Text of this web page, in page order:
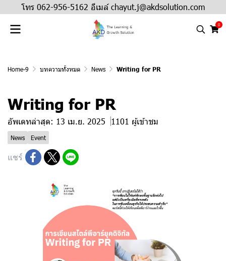
โทร 062-956-5162 อีเมล์ chayut.j@akdsolution.com
0
Home-9 บทความทั้งหมด News Writing for PR
Writing for PR
อัพเดทล่าสุด: 13 เม.ย. 2025 1101 ผู้เข้าชม
News Event
แชร์